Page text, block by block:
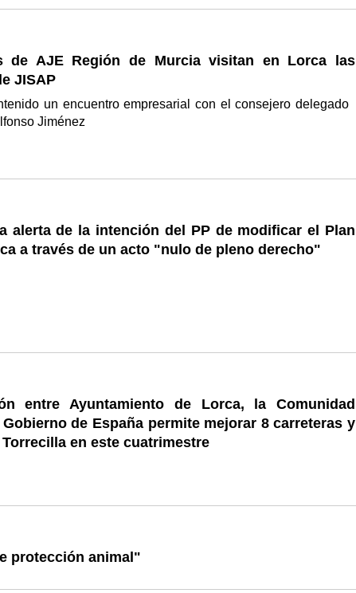
de AJE Región de Murcia visitan en Lorca las
JISAP
un encuentro empresarial con el consejero delegado
Jiménez
alerta de la intención del PP de modificar el Plan
a través de un acto "nulo de pleno derecho"
entre Ayuntamiento de Lorca, la Comunidad
de España permite mejorar 8 carreteras y
en este cuatrimestre
protección animal"